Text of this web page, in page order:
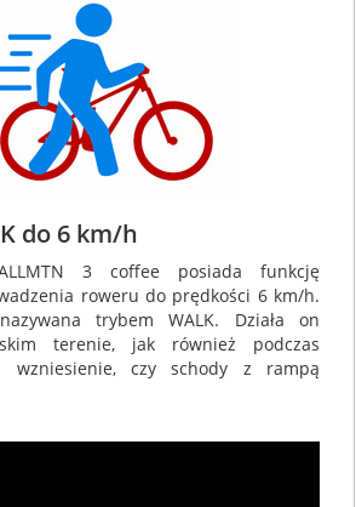
do 6 km/h
3 coffee posiada funkcję
roweru do prędkości 6 km/h.
trybem WALK. Działa on
terenie, jak również podczas
wzniesienie, czy schody z rampą